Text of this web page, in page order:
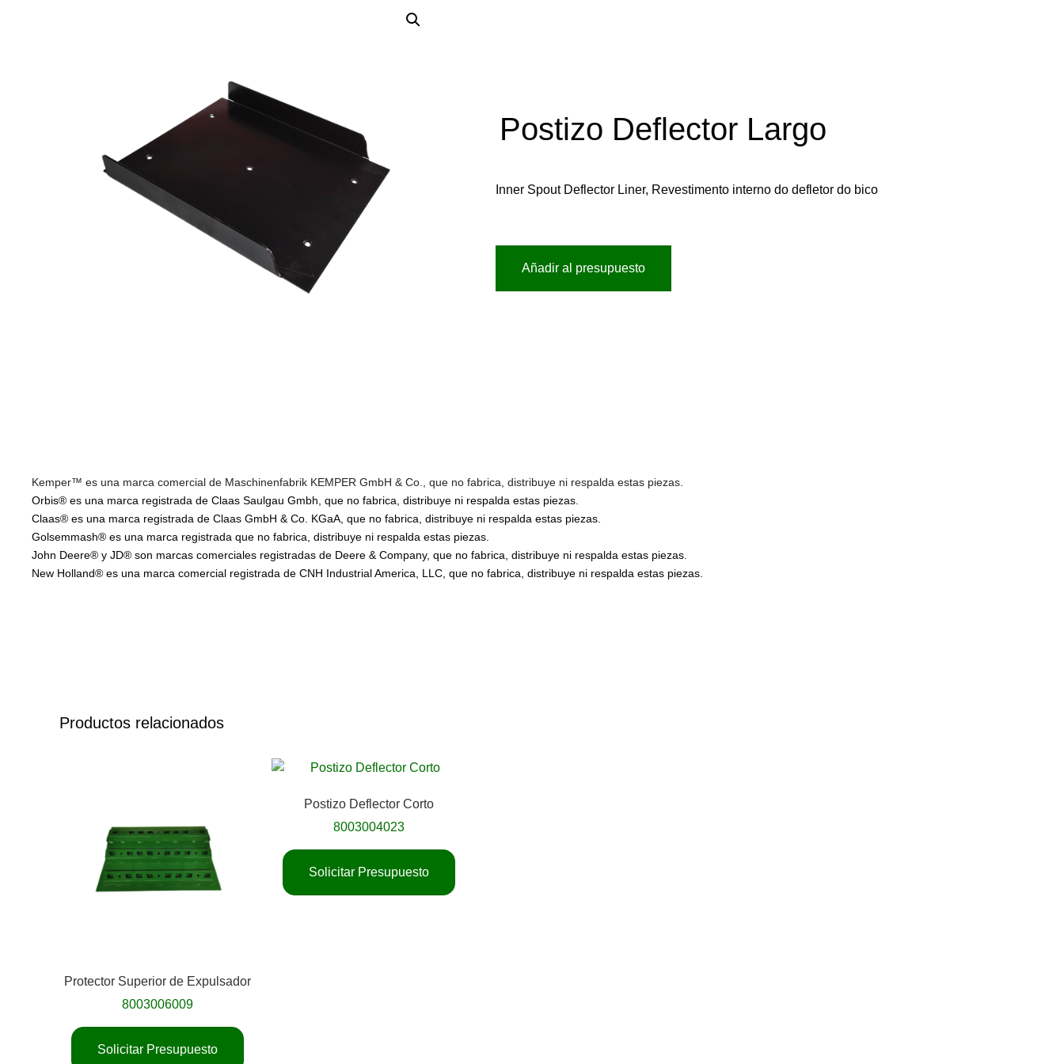
Postizo Deflector Largo
Inner Spout Deflector Liner, Revestimento interno do defletor do bico
Añadir al presupuesto
Kemper™ es una marca comercial de Maschinenfabrik KEMPER GmbH & Co., que no fabrica, distribuye ni respalda estas piezas.
Orbis® es una marca registrada de Claas Saulgau Gmbh, que no fabrica, distribuye ni respalda estas piezas.
Claas® es una marca registrada de Claas GmbH & Co. KGaA, que no fabrica, distribuye ni respalda estas piezas.
Golsemmash® es una marca registrada que no fabrica, distribuye ni respalda estas piezas.
John Deere® y JD® son marcas comerciales registradas de Deere & Company, que no fabrica, distribuye ni respalda estas piezas.
New Holland® es una marca comercial registrada de CNH Industrial America, LLC, que no fabrica, distribuye ni respalda estas piezas.
Productos relacionados
Protector Superior de Expulsador
8003006009
Solicitar Presupuesto
Postizo Deflector Corto
8003004023
Solicitar Presupuesto